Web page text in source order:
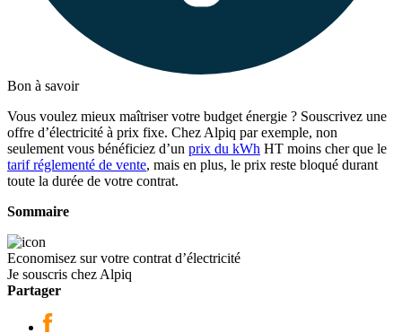
Bon à savoir
Vous voulez mieux maîtriser votre budget énergie ? Souscrivez une
offre d’électricité à prix fixe. Chez Alpiq par exemple, non
seulement vous bénéficiez d’un prix du kWh HT moins cher que le
tarif réglementé de vente, mais en plus, le prix reste bloqué durant
toute la durée de votre contrat.
Sommaire
Economisez sur votre contrat d’électricité
Je souscris chez Alpiq
Partager